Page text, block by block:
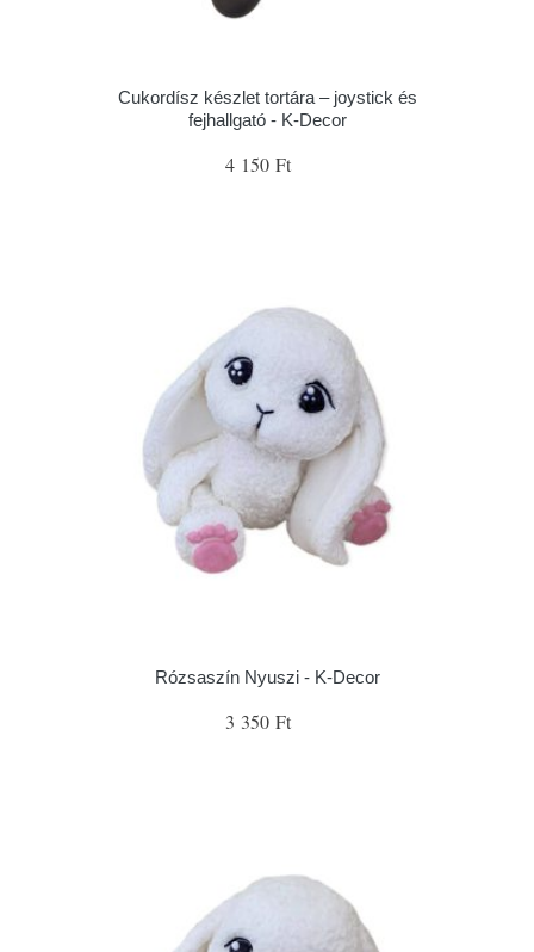
Cukordísz készlet tortára – joystick és
fejhallgató - K-Decor
4 150 Ft
Rózsaszín Nyuszi - K-Decor
3 350 Ft